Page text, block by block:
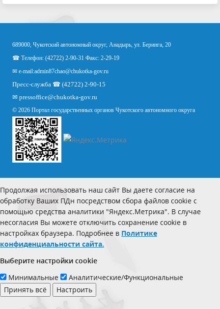
689000, Чукотский автономный округ, Анадырь, ул. Беринга, 20
☎ Телефон: (42722) 2-90-31 Факс: 2-29-19
✉ e-mail:admin87chao@chukotka-gov.ru
Пресс-служба ☎ (42722) 2-90-15
✉ pressoffice@chukotka-gov.ru
© 2026 Портал государственных органов Чукотского автономного округа
Продолжая использовать наш сайт Вы даете согласие на
обработку Ваших ПДн посредством сбора файлов cookie с
помощью средства аналитики "Яндекс.Метрика". В случае
несогласия Вы можете отключить сохранение cookie в
настройках браузера. Подробнее в Политике
конфиденциальности сайта.
Выберите настройки cookie
Минимальные
Аналитические/Функциональные
Принять всё
Настроить